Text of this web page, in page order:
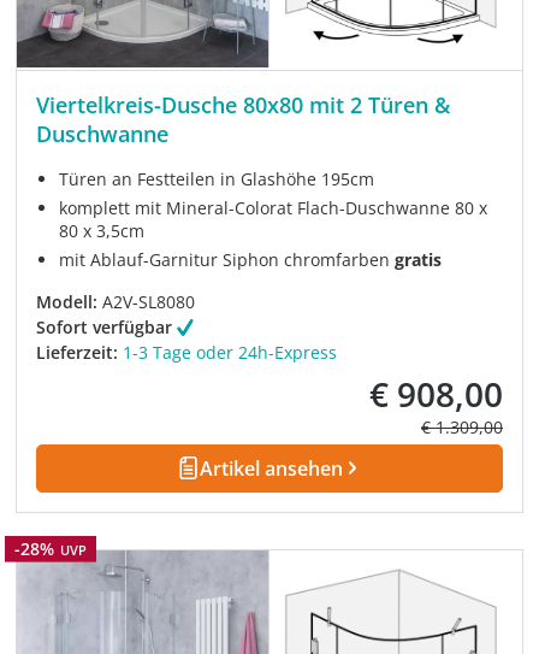
Viertelkreis-Dusche 80x80 mit 2 Türen &
Duschwanne
Türen an Festteilen in Glashöhe 195cm
komplett mit Mineral-Colorat Flach-Duschwanne 80 x
80 x 3,5cm
mit Ablauf-Garnitur Siphon chromfarbengratis
Modell: A2V-SL8080
Sofort verfügbar
Lieferzeit: 1-3 Tage oder 24h-Express
Verkaufspreis:
€ 908,00
Regulärer
€ 1.309,00
Artikel ansehen
Rabatt
-28% UVP